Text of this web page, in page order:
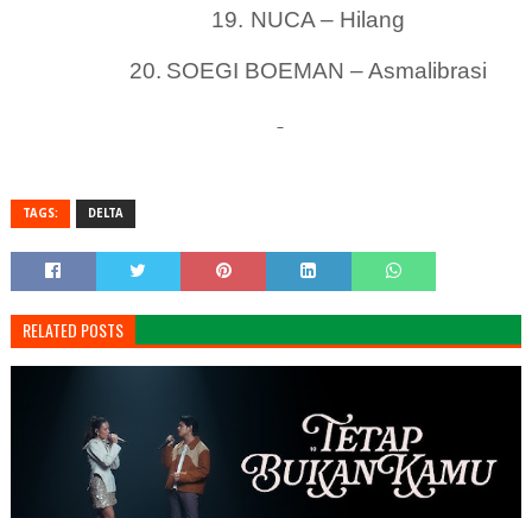
19. NUCA – Hilang
20. SOEGI BOEMAN – Asmalibrasi
TAGS: DELTA
RELATED POSTS